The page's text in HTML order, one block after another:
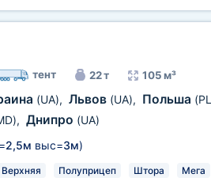
тент 22 т 105 м³
(UA), Львов (UA), Польша
, Днипро (UA)
2,5м выс=3м)
Верхняя Полуприцеп Штора Мега